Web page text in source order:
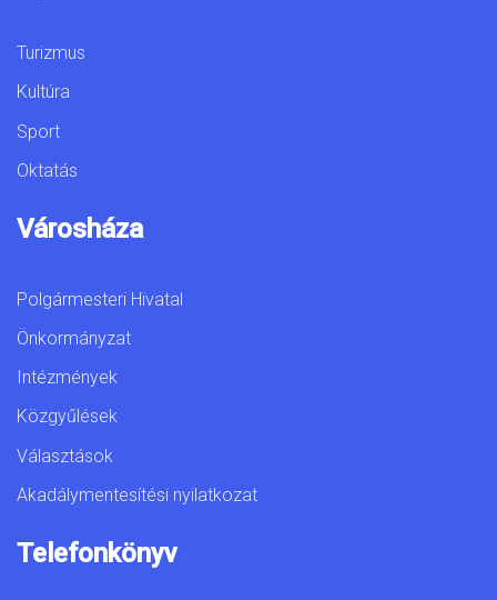
Turizmus
Kultúra
Sport
Oktatás
Városháza
Polgármesteri Hivatal
Önkormányzat
Intézmények
Közgyűlések
Választások
Akadálymentesítési nyilatkozat
Telefonkönyv